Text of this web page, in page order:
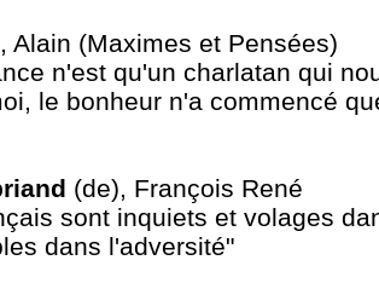
, Alain (Maximes et Pensées)
n'est qu'un charlatan qui
le bonheur n'a commencé
(de), François René
sont inquiets et volages
dans l'adversité"